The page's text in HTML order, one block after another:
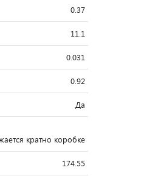
0.37
11.1
0.031
0.92
Да
кратно коробке
174.55